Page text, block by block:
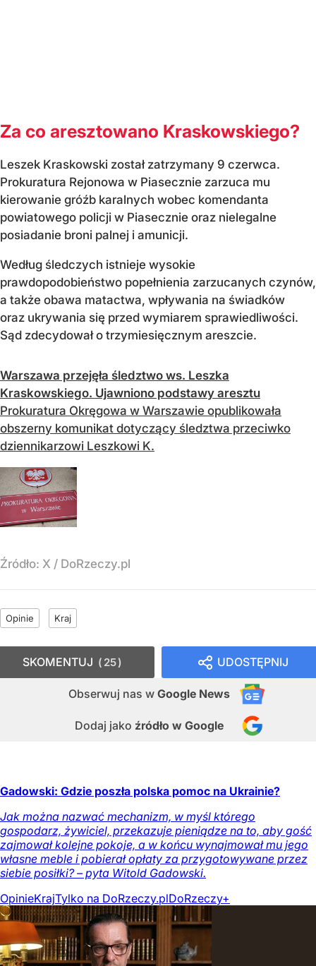
Za co aresztowano Kraskowskiego?
Leszek Kraskowski został zatrzymany 9 czerwca.
Prokuratura Rejonowa w Piasecznie zarzuca mu
kierowanie gróźb karalnych wobec komendanta
powiatowego policji w Piasecznie oraz nielegalne
posiadanie broni palnej i amunicji.
Według śledczych istnieje wysokie
prawdopodobieństwo popełnienia zarzucanych czynów,
a także obawa matactwa, wpływania na świadków
oraz ukrywania się przed wymiarem sprawiedliwości.
Sąd zdecydował o trzymiesięcznym areszcie.
Warszawa przejęła śledztwo ws. Leszka
Kraskowskiego. Ujawniono podstawy aresztu
Prokuratura Okręgowa w Warszawie opublikowała
obszerny komunikat dotyczący śledztwa przeciwko
dziennikarzowi Leszkowi K.
Źródło: X / DoRzeczy.pl
Opinie Kraj
UDOSTĘPNIJ
Obserwuj nas w Google News
Dodaj jako źródło w Google
SKOMENTUJ 25
Gadowski: Gdzie poszła polska pomoc na Ukrainie?
Jak można nazwać mechanizm, w myśl którego
gospodarz, żywiciel, przekazuje pieniądze na to, aby gość
zajmował kolejne pokoje, a w końcu wynajmował mu jego
własne meble i pobierał opłaty za przygotowywane przez
siebie posiłki? – pyta Witold Gadowski.
OpinieKrajTylko na DoRzeczy.plDoRzeczy+